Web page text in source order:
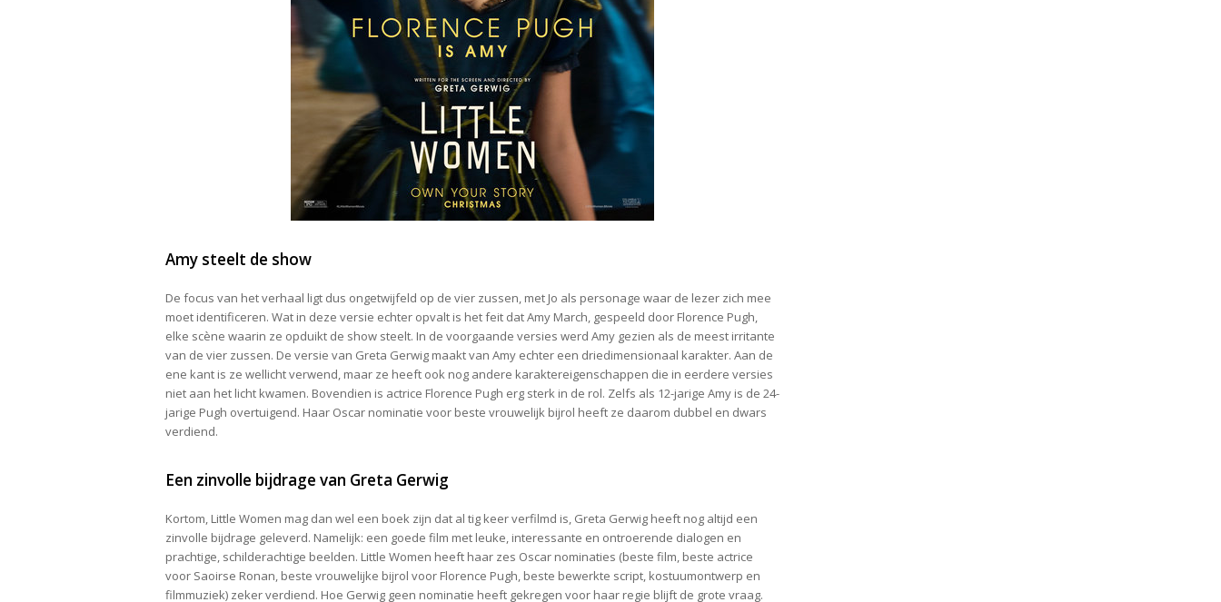
Amy steelt de show
De focus van het verhaal ligt dus ongetwijfeld op de vier zussen, met Jo als personage waar de lezer zich mee
moet identificeren. Wat in deze versie echter opvalt is het feit dat Amy March, gespeeld door Florence Pugh,
elke scène waarin ze opduikt de show steelt. In de voorgaande versies werd Amy gezien als de meest irritante
van de vier zussen. De versie van Greta Gerwig maakt van Amy echter een driedimensionaal karakter. Aan de
ene kant is ze wellicht verwend, maar ze heeft ook nog andere karaktereigenschappen die in eerdere versies
niet aan het licht kwamen. Bovendien is actrice Florence Pugh erg sterk in de rol. Zelfs als 12-jarige Amy is de 24-
jarige Pugh overtuigend. Haar Oscar nominatie voor beste vrouwelijk bijrol heeft ze daarom dubbel en dwars
verdiend.
Een zinvolle bijdrage van Greta Gerwig
Kortom, Little Women mag dan wel een boek zijn dat al tig keer verfilmd is, Greta Gerwig heeft nog altijd een
zinvolle bijdrage geleverd. Namelijk: een goede film met leuke, interessante en ontroerende dialogen en
prachtige, schilderachtige beelden. Little Women heeft haar zes Oscar nominaties (beste film, beste actrice
voor Saoirse Ronan, beste vrouwelijke bijrol voor Florence Pugh, beste bewerkte script, kostuumontwerp en
filmmuziek) zeker verdiend. Hoe Gerwig geen nominatie heeft gekregen voor haar regie blijft de grote vraag.